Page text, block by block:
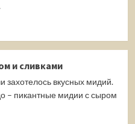
и сливками
захотелось вкусных мидий.
– пикантные мидии с сыром